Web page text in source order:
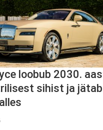
loobub 2030.
sihist ja